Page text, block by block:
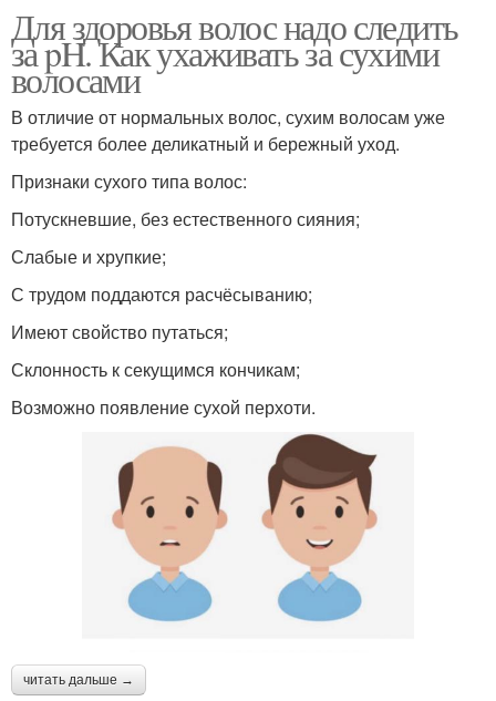
Для здоровья волос надо следить
за pH. Как ухаживать за сухими
волосами
В отличие от нормальных волос, сухим волосам уже
требуется более деликатный и бережный уход.
Признаки сухого типа волос:
Потускневшие, без естественного сияния;
Слабые и хрупкие;
С трудом поддаются расчёсыванию;
Имеют свойство путаться;
Склонность к секущимся кончикам;
Возможно появление сухой перхоти.
читать дальше →